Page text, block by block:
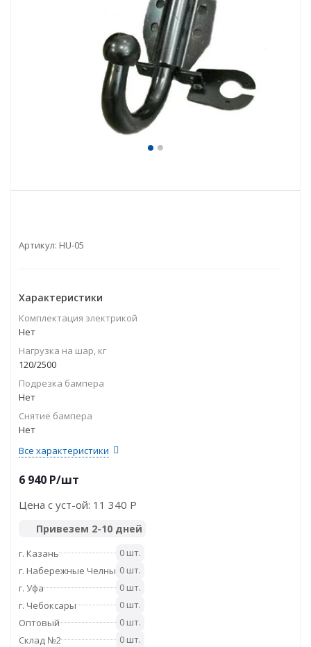
Артикул: HU-05
Характеристики
Комплектация электрикой
Нет
Нагрузка на шар, кг
120/2500
Подрезка бампера
Нет
Снятие бампера
Нет
Все характеристики
6 940 P/шт
Цена с уст-ой: 11 340 P
Привезем 2-10 дней
г. Казань
0 шт.
г. Набережные Челны 0 шт.
г. Уфа
0 шт.
г. Чебоксары
0 шт.
Оптовый
0 шт.
Склад №2
0 шт.